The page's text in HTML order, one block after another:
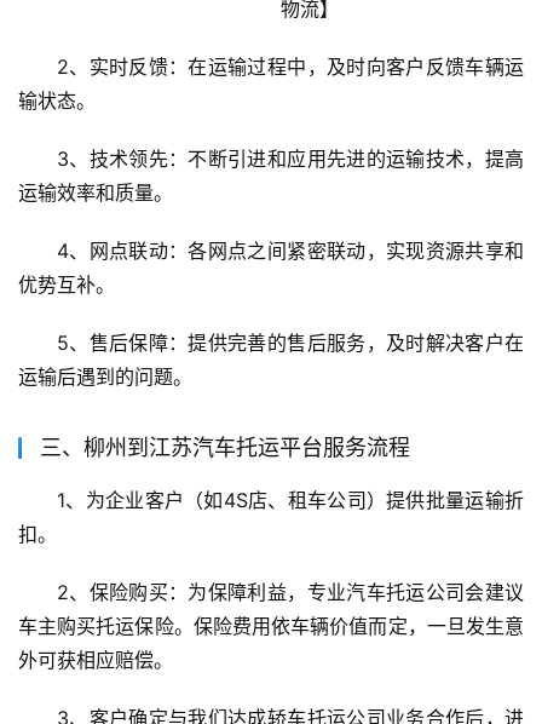
2、实时反馈：在运输过程中，及时向客户反馈车辆运
输状态。
3、技术领先：不断引进和应用先进的运输技术，提高
运输效率和质量。
4、网点联动：各网点之间紧密联动，实现资源共享和
优势互补。
5、售后保障：提供完善的售后服务，及时解决客户在
运输后遇到的问题。
三、柳州到江苏汽车托运平台服务流程
1、为企业客户（如4S店、租车公司）提供批量运输折
扣。
2、保险购买：为保障利益，专业汽车托运公司会建议
车主购买托运保险。保险费用依车辆价值而定，一旦发生意
外可获相应赔偿。
3、客户确定与我们达成轿车托运公司业务合作后，进